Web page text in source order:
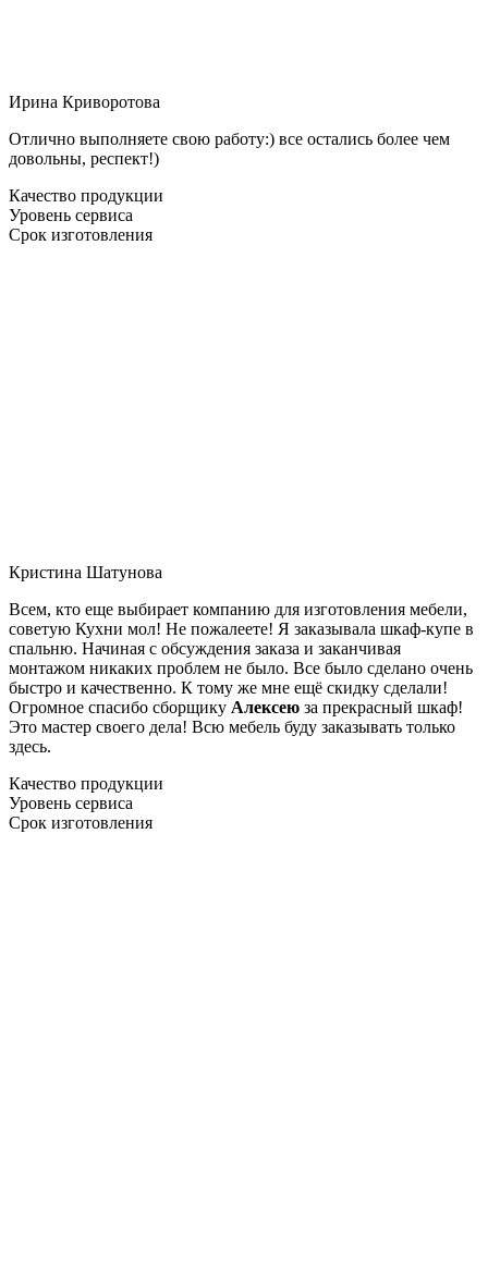
Ирина Криворотова
Отлично выполняете свою работу:) все остались более чем
довольны, респект!)
Качество продукции
Уровень сервиса
Срок изготовления
Кристина Шатунова
Всем, кто еще выбирает компанию для изготовления мебели,
советую Кухни мол! Не пожалеете! Я заказывала шкаф-купе в
спальню. Начиная с обсуждения заказа и заканчивая
монтажом никаких проблем не было. Все было сделано очень
быстро и качественно. К тому же мне ещё скидку сделали!
Огромное спасибо сборщику Алексею за прекрасный шкаф!
Это мастер своего дела! Всю мебель буду заказывать только
здесь.
Качество продукции
Уровень сервиса
Срок изготовления